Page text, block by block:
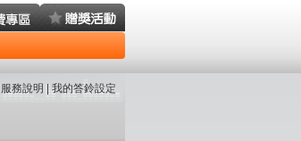
服務說明 我的答鈴設定